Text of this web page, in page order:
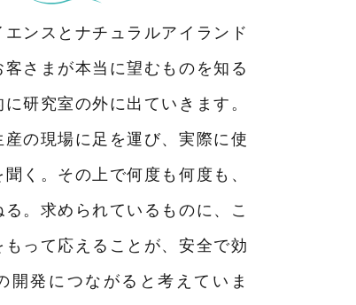
ンスとナチュラルアイランド
さまが本当に望むものを知る
研究室の外に出ていきます。
の現場に足を運び、実際に使
く。その上で何度も何度も、
。求められているものに、こ
って応えることが、安全で効
開発につながると考えていま